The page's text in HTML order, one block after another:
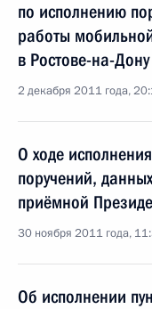
по исполнению
работы
в Ростове-на-Дону
2 декабря 2011 года,
О ходе
поручений,
приёмной
30 ноября 2011 года,
Об исполнении